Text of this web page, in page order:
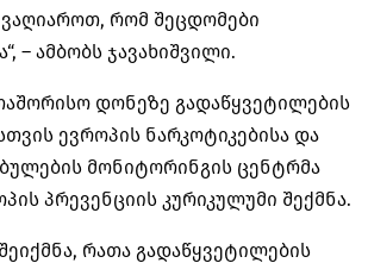
რომ შეცდომები
– ამბობს ჯავახიშვილი.
დონეზე გადაწყვეტილების
ევროპის ნარკოტიკებისა და
მონიტორინგის ცენტრმა
პრევენციის კურიკულუმი შექმნა.
რათა გადაწყვეტილების